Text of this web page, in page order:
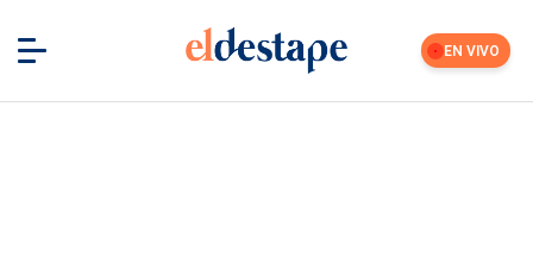
EN VIVO